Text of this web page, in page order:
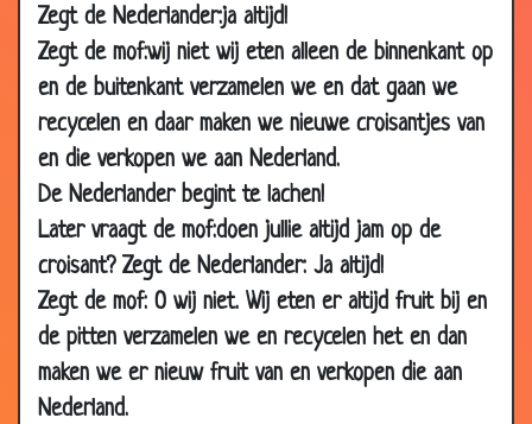
Zegt de Nederlander:ja altijd!
Zegt de mof:wij niet wij eten alleen de binnenkant op
en de buitenkant verzamelen we en dat gaan we
recycelen en daar maken we nieuwe croisantjes van
en die verkopen we aan Nederland.
De Nederlander begint te lachen!
Later vraagt de mof:doen jullie altijd jam op de
croisant? Zegt de Nederlander: Ja altijd!
Zegt de mof: O wij niet. Wij eten er altijd fruit bij en
de pitten verzamelen we en recycelen het en dan
maken we er nieuw fruit van en verkopen die aan
Nederland.
2003
06 Oct
2003
Toppunt 2.16
30 Sep
2003
Stripclub 3.57
16 Sep
2003
Een kus
04 Sep
2003
Het huwlijks gedicht
06 Aug
2003
Doggystyle 3.45
30 Jul